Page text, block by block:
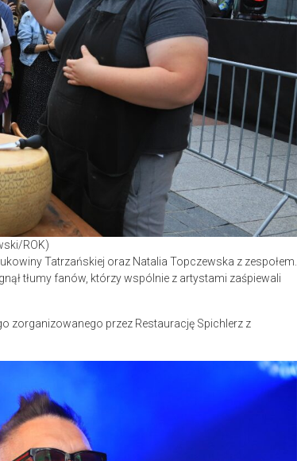
ROK)
Tatrzańskiej oraz Natalia Topczewska z zespołem.
tłumy fanów, którzy wspólnie z artystami zaśpiewali
zorganizowanego przez Restaurację Spichlerz z